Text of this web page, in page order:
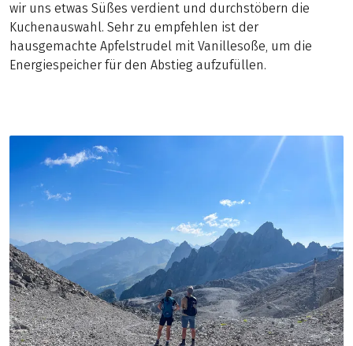
wir uns etwas Süßes verdient und durchstöbern die
Kuchenauswahl. Sehr zu empfehlen ist der
hausgemachte Apfelstrudel mit Vanillesoße, um die
Energiespeicher für den Abstieg aufzufüllen.